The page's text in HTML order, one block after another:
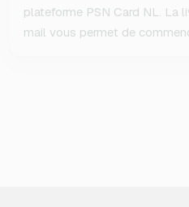
plateforme PSN Card NL. La
mail vous permet de